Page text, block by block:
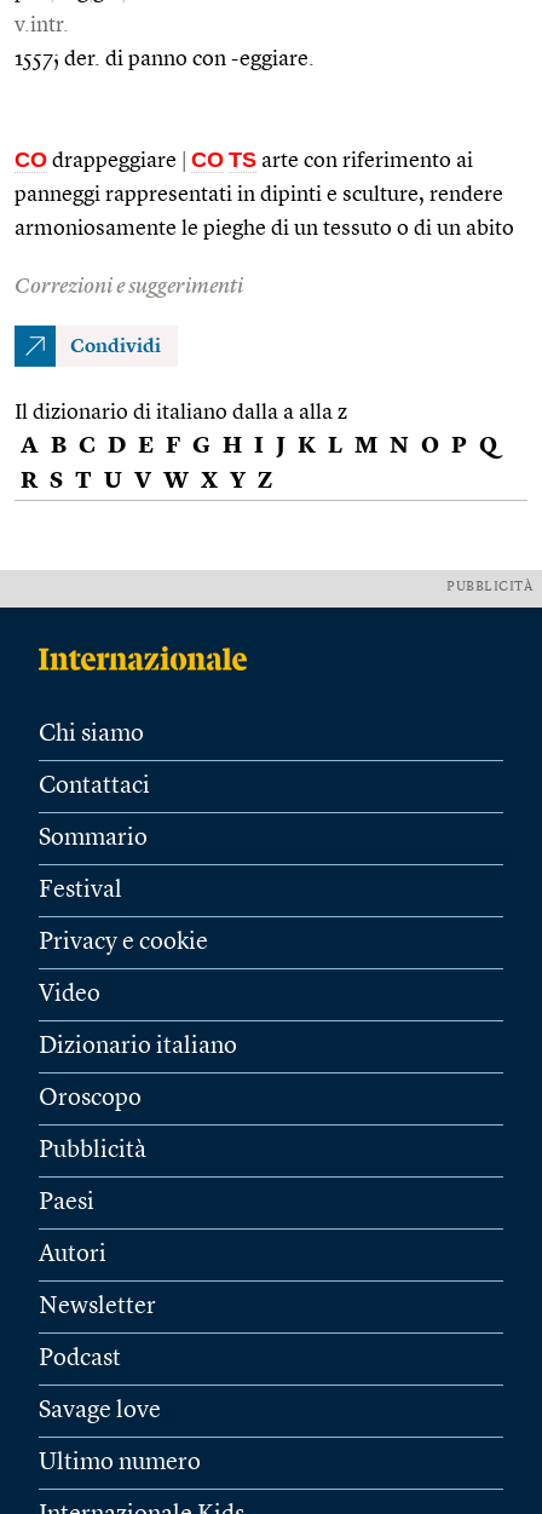
v.intr.
1557; der. di panno con -eggiare.
CO drappeggiare CO TS arte con riferimento ai
panneggi rappresentati in dipinti e sculture, rendere
armoniosamente le pieghe di un tessuto o di un abito
Correzioni e suggerimenti
Condividi
Il dizionario di italiano dalla a alla z
A B C D E F G H I J K L M N O P Q
R S T U V W X Y Z
PUBBLICITÀ
Chi siamo
Contattaci
Sommario
Festival
Privacy e cookie
Video
Dizionario italiano
Oroscopo
Pubblicità
Paesi
Autori
Newsletter
Podcast
Savage love
Ultimo numero